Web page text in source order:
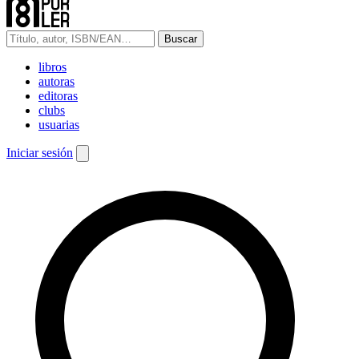
Buscar
libros
autoras
editoras
clubs
usuarias
Iniciar sesión